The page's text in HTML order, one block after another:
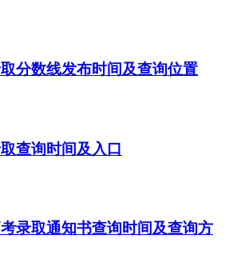
分数线发布时间及查询位置
查询时间及入口
录取通知书查询时间及查询方